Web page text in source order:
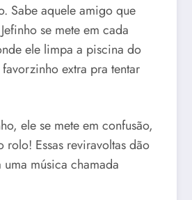
Sabe aquele amigo que
se mete em cada
ele limpa a piscina do
extra pra tentar
ele se mete em confusão,
Essas reviravoltas dão
música chamada